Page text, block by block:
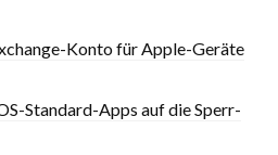
Konto für Apple-Geräte
Standard-Apps auf die Sperr-